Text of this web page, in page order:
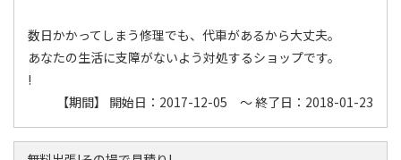
数日かかってしまう修理でも、代車があるから大丈夫。
あなたの生活に支障がないよう対処するショップです。
!
【期間】 開始日：2017-12-05 ～ 終了日：2018-01-23